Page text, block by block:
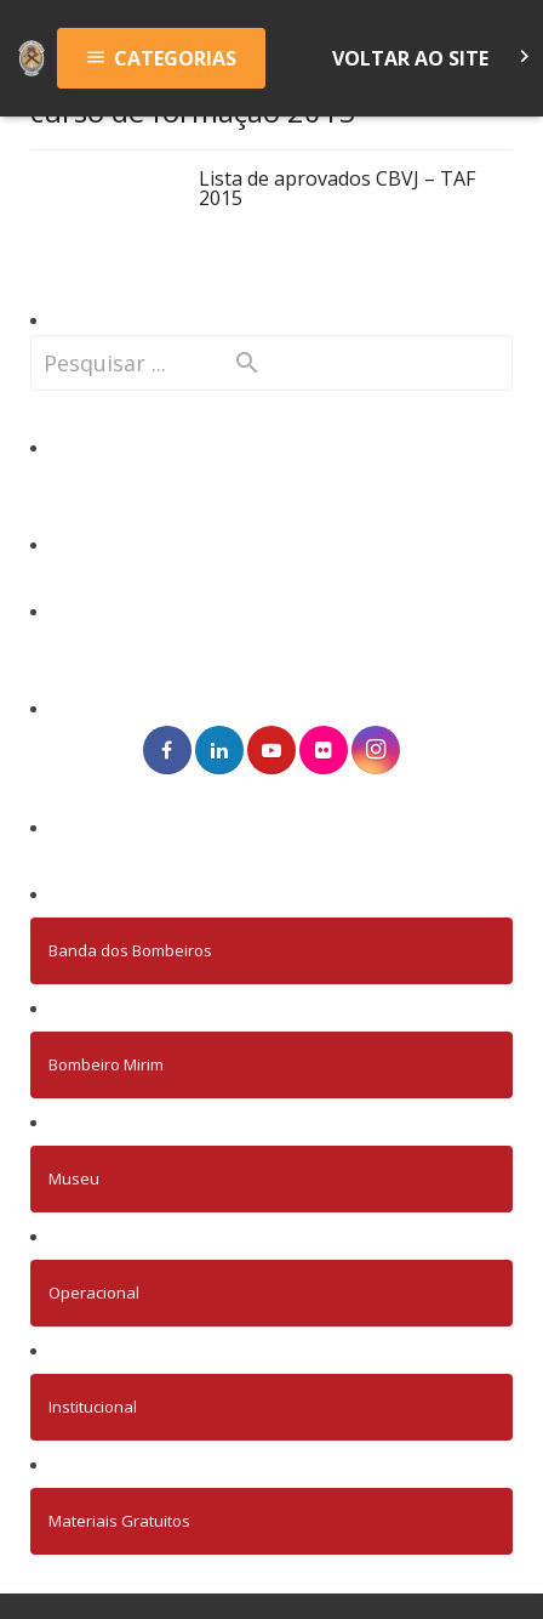
menu CATEGORIAS VOLTAR AO SITE keyboard_arrow_right
curso de formação 2015
Lista de aprovados CBVJ – TAF
2015
Banda dos Bombeiros
Bombeiro Mirim
Museu
Operacional
Institucional
Materiais Gratuitos